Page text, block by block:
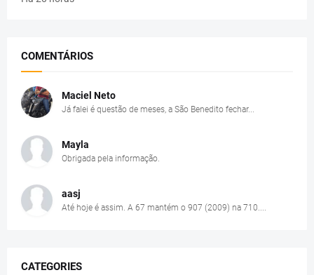
COMENTÁRIOS
Maciel Neto
Já falei é questão de meses, a São Benedito fechar...
Mayla
Obrigada pela informação.
aasj
Até hoje é assim. A 67 mantém o 907 (2009) na 710....
CATEGORIES